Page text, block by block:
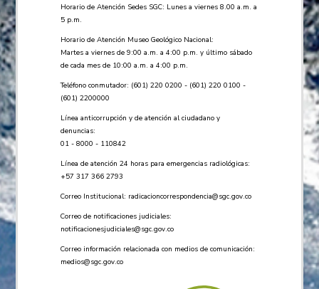
Horario de Atención Sedes SGC: Lunes a viernes 8.00 a.m. a
5 p.m.
Horario de Atención Museo Geológico Nacional:
Martes a viernes de 9:00 a.m. a 4:00 p.m. y último sábado
de cada mes de 10:00 a.m. a 4:00 p.m.
Teléfono conmutador: (601) 220 0200 - (601) 220 0100 -
(601) 2200000
Línea anticorrupción y de atención al ciudadano y
denuncias:
01 - 8000 - 110842
Línea de atención 24 horas para emergencias radiológicas:
+57 ​317 366 2793
Correo Institucional: radicacioncorrespondencia@sgc.gov.co
Correo de notificaciones judiciales:
notificacionesjudiciales@sgc.gov.co
Correo información relacionada con medios de comunicación:
medios@sgc.gov.co